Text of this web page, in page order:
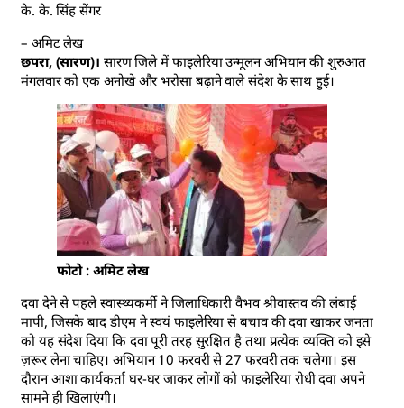
के. के. सिंह सेंगर
– अमिट लेख
छपरा, (सारण)। सारण जिले में फाइलेरिया उन्मूलन अभियान की शुरुआत
मंगलवार को एक अनोखे और भरोसा बढ़ाने वाले संदेश के साथ हुई।
फोटो : अमिट लेख
दवा देने से पहले स्वास्थ्यकर्मी ने जिलाधिकारी वैभव श्रीवास्तव की लंबाई
मापी, जिसके बाद डीएम ने स्वयं फाइलेरिया से बचाव की दवा खाकर जनता
को यह संदेश दिया कि दवा पूरी तरह सुरक्षित है तथा प्रत्येक व्यक्ति को इसे
ज़रूर लेना चाहिए। अभियान 10 फरवरी से 27 फरवरी तक चलेगा। इस
दौरान आशा कार्यकर्ता घर-घर जाकर लोगों को फाइलेरिया रोधी दवा अपने
सामने ही खिलाएंगी।